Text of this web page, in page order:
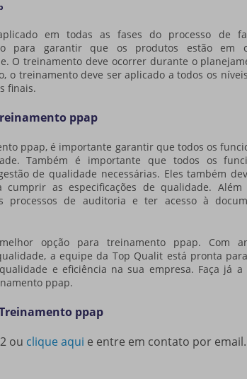
em todas as fases do processo de
para garantir que os produtos estão em
O treinamento deve ocorrer durante o
o treinamento deve ser aplicado a todos os
finais.
ppap
ppap, é importante garantir que todos os
Também é importante que todos os
de qualidade necessárias. Eles também
as especificações de qualidade. Além
processos de auditoria e ter acesso à
opção para treinamento ppap. Com
a equipe da Top Qualit está pronta
e eficiência na sua empresa. Faça já
ppap.
ppap
ou clique aqui e entre em contato por email.